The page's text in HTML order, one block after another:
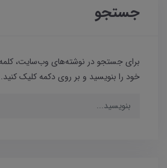
جستجو
برای جستجو در نوشته‌های وب‌سایت،
خود را بنویسید و بر روی دکمه کلیک کنید.